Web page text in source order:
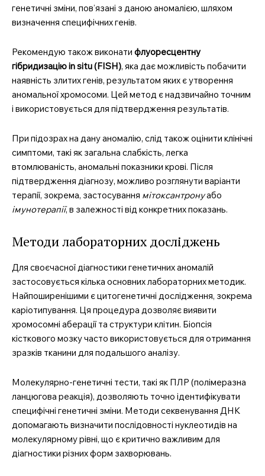
генетичні зміни, пов’язані з даною аномалією, шляхом
визначення специфічних генів.
Рекомендую також виконати флуоресцентну
гібридизацію in situ (FISH), яка дає можливість побачити
наявність злитих генів, результатом яких є утворення
аномальної хромосоми. Цей метод є надзвичайно точним
і використовується для підтвердження результатів.
При підозрах на дану аномалію, слід також оцінити клінічні
симптоми, такі як загальна слабкість, легка
втомлюваність, аномальні показники крові. Після
підтвердження діагнозу, можливо розглянути варіанти
терапії, зокрема, застосування мітоксантронуабо
імунотерапії, в залежності від конкретних показань.
Методи лабораторних досліджень
Для своєчасної діагностики генетичних аномалій
застосовується кілька основних лабораторних методик.
Найпоширенішими є цитогенетичні дослідження, зокрема
каріотипування. Ця процедура дозволяє виявити
хромосомні аберації та структури клітин. Біопсія
кісткового мозку часто використовується для отримання
зразків тканини для подальшого аналізу.
Молекулярно-генетичні тести, такі як ПЛР (полімеразна
ланцюгова реакція), дозволяють точно ідентифікувати
специфічні генетичні зміни. Методи секвенування ДНК
допомагають визначити послідовності нуклеотидів на
молекулярному рівні, що є критично важливим для
діагностики різних форм захворювань.